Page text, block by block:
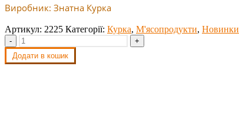
Виробник: Знатна Курка
Артикул: 2225 Категорії: Курка, М'ясопродукти, Новинки
-
+
Додати в кошик